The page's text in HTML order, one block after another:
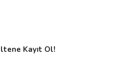
Kayıt Ol!